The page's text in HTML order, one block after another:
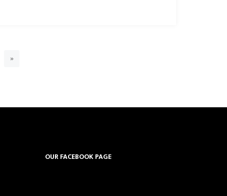
»
OUR FACEBOOK PAGE